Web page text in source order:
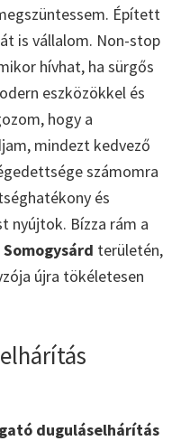
Épített
is vállalom. Non-stop
hívhat, ha sürgős
eszközökkel és
hogy a
mindezt kedvező
számomra
és
nyújtok. Bízza rám a
területén,
újra tökéletesen
duguláselhárítás